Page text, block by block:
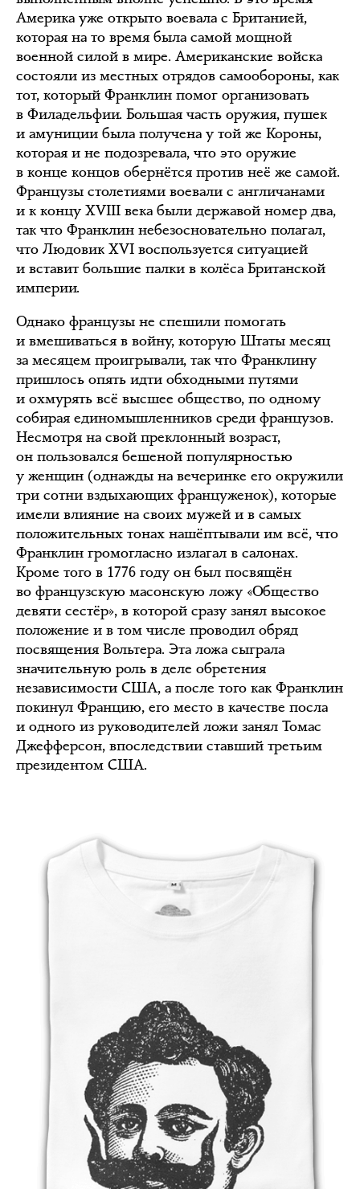
Америка уже открыто воевала с Британией,
которая на то время была самой мощной
военной силой в мире. Американские войска
состояли из местных отрядов самообороны, как
тот, который Франклин помог организовать
в Филадельфии. Большая часть оружия, пушек
и амуниции была получена у той же Короны,
которая и не подозревала, что это оружие
в конце концов обернётся против неё же самой.
Французы столетиями воевали с англичанами
и к концу XVIII века были державой номер два,
так что Франклин небезосновательно полагал,
что Людовик XVI воспользуется ситуацией
и вставит большие палки в колёса Британской
империи.
Однако французы не спешили помогать
и вмешиваться в войну, которую Штаты месяц
за месяцем проигрывали, так что Франклину
пришлось опять идти обходными путями
и охмурять всё высшее общество, по одному
собирая единомышленников среди французов.
Несмотря на свой преклонный возраст,
он пользовался бешеной популярностью
у женщин (однажды на вечеринке его окружили
три сотни вздыхающих француженок), которые
имели влияние на своих мужей и в самых
положительных тонах нашёптывали им всё, что
Франклин громогласно излагал в салонах.
Кроме того в 1776 году он был посвящён
во французскую масонскую ложу «Общество
девяти сестёр», в которой сразу занял высокое
положение и в том числе проводил обряд
посвящения Вольтера. Эта ложа сыграла
значительную роль в деле обретения
независимости США, а после того как Франклин
покинул Францию, его место в качестве посла
и одного из руководителей ложи занял Томас
Джефферсон, впоследствии ставший третьим
президентом США.